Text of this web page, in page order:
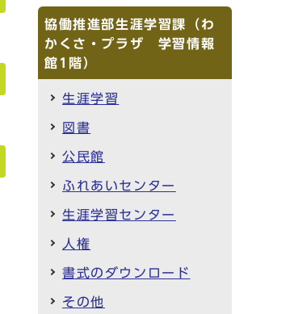
協働推進部生涯学習課（わ
かくさ・プラザ 学習情報
館1階）
生涯学習
図書
公民館
ふれあいセンター
生涯学習センター
人権
書式のダウンロード
その他